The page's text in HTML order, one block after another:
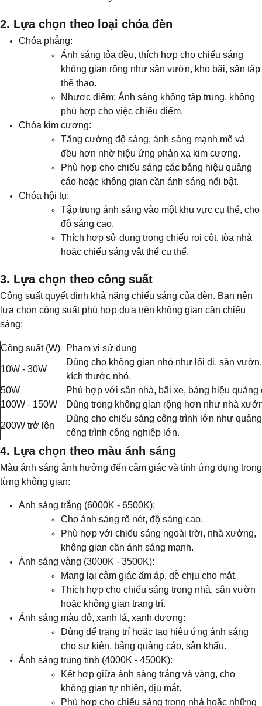
2. Lựa chọn theo loại chóa đèn
Chóa phẳng:
Ánh sáng tỏa đều, thích hợp cho chiếu sáng
không gian rộng như sân vườn, kho bãi, sân tập
thể thao.
Nhược điểm: Ánh sáng không tập trung, không
phù hợp cho việc chiếu điểm.
Chóa kim cương:
Tăng cường độ sáng, ánh sáng mạnh mẽ và
đều hơn nhờ hiệu ứng phản xạ kim cương.
Phù hợp cho chiếu sáng các bảng hiệu quảng
cáo hoặc không gian cần ánh sáng nổi bật.
Chóa hội tụ:
Tập trung ánh sáng vào một khu vực cụ thể, cho
độ sáng cao.
Thích hợp sử dụng trong chiếu rọi cột, tòa nhà
hoặc chiếu sáng vật thể cụ thể.
3. Lựa chọn theo công suất
Công suất quyết định khả năng chiếu sáng của đèn. Bạn nên
lựa chọn công suất phù hợp dựa trên không gian cần chiếu
sáng:
Công suất (W) Phạm vi sử dụng
10W - 30W
Dùng cho không gian nhỏ như lối đi, sân
kích thước nhỏ.
50W
Phù hợp với sân nhà, bãi xe, bảng hiệu
100W - 150W
Dùng trong không gian rộng hơn như nhà
200W trở lên
Dùng cho chiếu sáng công trình lớn như
công trình công nghiệp lớn.
4. Lựa chọn theo màu ánh sáng
Màu ánh sáng ảnh hưởng đến cảm giác và tính ứng dụng trong
từng không gian:
Ánh sáng trắng (6000K - 6500K):
Cho ánh sáng rõ nét, độ sáng cao.
Phù hợp với chiếu sáng ngoài trời, nhà xưởng,
không gian cần ánh sáng mạnh.
Ánh sáng vàng (3000K - 3500K):
Mang lại cảm giác ấm áp, dễ chịu cho mắt.
Thích hợp cho chiếu sáng trong nhà, sân vườn
hoặc không gian trang trí.
Ánh sáng màu đỏ, xanh lá, xanh dương:
Dùng để trang trí hoặc tạo hiệu ứng ánh sáng
cho sự kiện, bảng quảng cáo, sân khấu.
Ánh sáng trung tính (4000K - 4500K):
Kết hợp giữa ánh sáng trắng và vàng, cho
không gian tự nhiên, dịu mắt.
Phù hợp cho chiếu sáng trong nhà hoặc những